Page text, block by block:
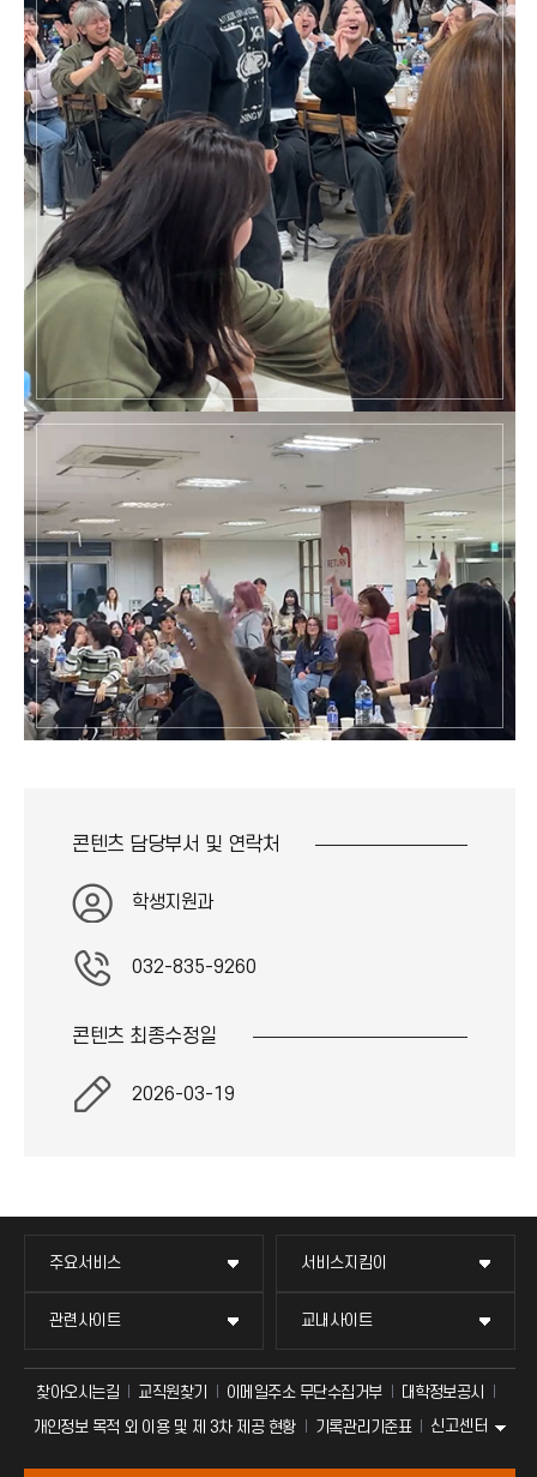
콘텐츠 담당부서 및 연락처
학생지원과
032-835-9260
콘텐츠 최종수정일
2026-03-19
주요서비스 서비스지킴이
관련사이트 교내사이트
찾아오시는길 교직원찾기 이메일주소 무단수집거부
대학정보공시
개인정보 목적 외 이용 및 제 3차 제공 현황
기록관리기준표 신고센터